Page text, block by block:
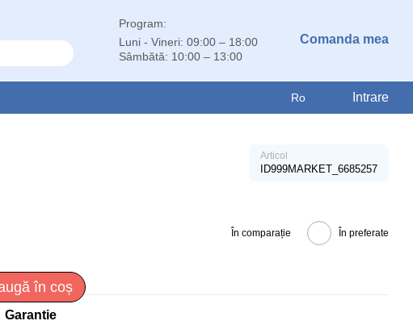
Program:
Luni - Vineri: 09:00 – 18:00
Sâmbătă: 10:00 – 13:00
Comanda mea
Ro Intrare
Articol
ID999MARKET_6685257
În comparație În preferate
în coș
Garantie